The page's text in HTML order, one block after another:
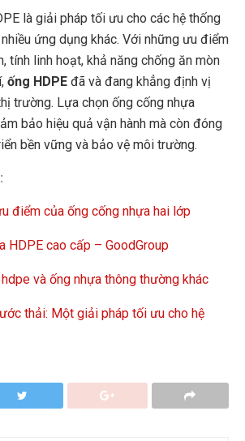
là giải pháp tối ưu cho các hệ thống
ứng dụng khác. Với những ưu điểm
tính linh hoạt, khả năng chống ăn mòn
ống HDPE đã và đang khẳng định vị
trường. Lựa chọn ống cống nhựa
bảo hiệu quả vận hành mà còn đóng
bền vững và bảo vệ môi trường.
điểm của ống cống nhựa hai lớp
HDPE cao cấp – GoodGroup
và ống nhựa thông thường khác
thải: Một giải pháp tối ưu cho hệ